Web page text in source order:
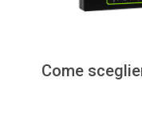
Come